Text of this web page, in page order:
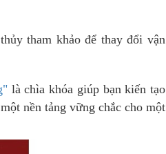
tham khảo để thay đổi vận
là chìa khóa giúp bạn kiến tạo
nền tảng vững chắc cho một